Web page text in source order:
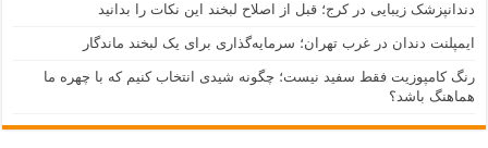
دندانپزشک زیبایی در کرج؛ قبل از اصلاح لبخند این نکات را بدانید
ایمپلنت دندان در غرب تهران؛ سرمایه‌گذاری برای یک لبخند ماندگار
رنگ کامپوزیت فقط سفید نیست؛ چگونه شیدی انتخاب کنیم که با چهره ما
هماهنگ باشد؟